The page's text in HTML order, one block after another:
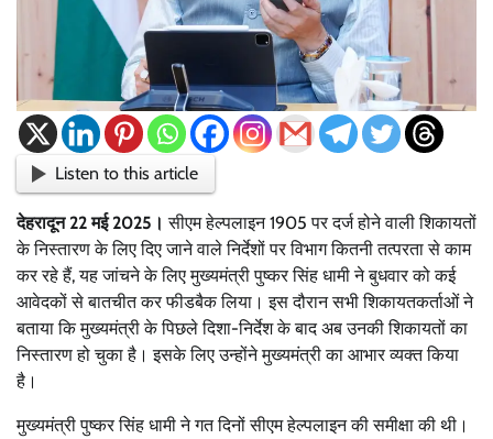
Listen to this article
देहरादून 22 मई 2025। सीएम हेल्पलाइन 1905 पर दर्ज होने वाली शिकायतों
के निस्तारण के लिए दिए जाने वाले निर्देशों पर विभाग कितनी तत्परता से काम
कर रहे हैं, यह जांचने के लिए मुख्यमंत्री पुष्कर सिंह धामी ने बुधवार को कई
आवेदकों से बातचीत कर फीडबैक लिया। इस दौरान सभी शिकायतकर्ताओं ने
बताया कि मुख्यमंत्री के पिछले दिशा-निर्देश के बाद अब उनकी शिकायतों का
निस्तारण हो चुका है। इसके लिए उन्होंने मुख्यमंत्री का आभार व्यक्त किया
है।
मुख्यमंत्री पुष्कर सिंह धामी ने गत दिनों सीएम हेल्पलाइन की समीक्षा की थी।